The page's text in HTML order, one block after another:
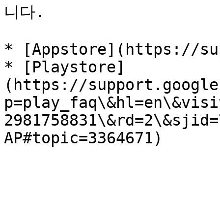
니다.
* [Appstore](https://
* [Playstore]
(https://